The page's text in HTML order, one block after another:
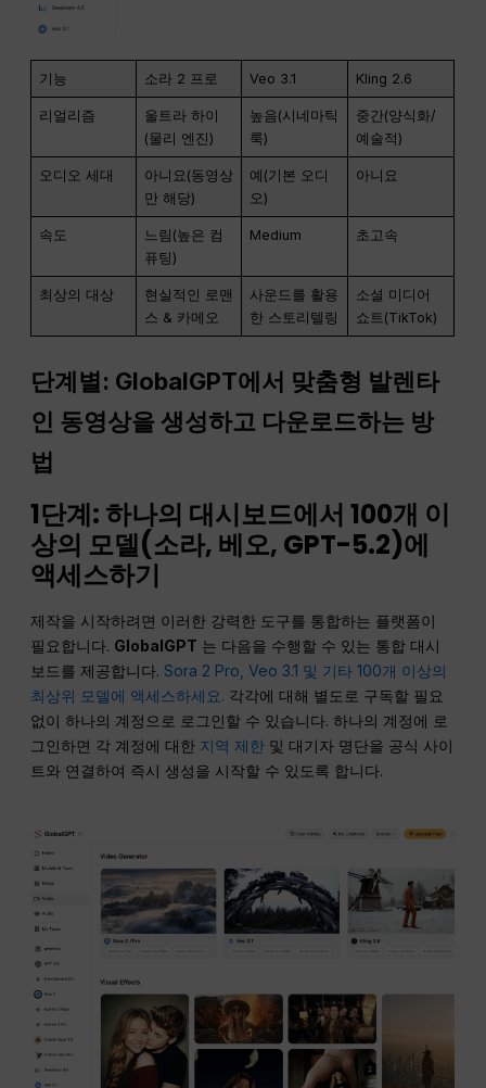
기능 소라 2 프로 Veo 3.1 Kling 2.6
리얼리즘
울트라 하이
(물리 엔진)
높음(시네마틱
룩)
중간(양식화/
예술적)
오디오 세대
아니요(동영상
만 해당)
예(기본 오디
오)
아니요
속도
느림(높은 컴
퓨팅)
Medium 초고속
최상의 대상
현실적인 로맨
스 & 카메오
사운드를 활용
한 스토리텔링
소셜 미디어
쇼트(TikTok)
단계별: GlobalGPT에서 맞춤형 발렌타
인 동영상을 생성하고 다운로드하는 방
법
1단계: 하나의 대시보드에서 100개 이
상의 모델(소라, 베오, GPT-5.2)에
액세스하기
제작을 시작하려면 이러한 강력한 도구를 통합하는 플랫폼이
필요합니다. GlobalGPT 는 다음을 수행할 수 있는 통합 대시
보드를 제공합니다.Sora 2 Pro, Veo 3.1 및 기타 100개 이상의
최상위 모델에 액세스하세요. 각각에 대해 별도로 구독할 필요
없이 하나의 계정으로 로그인할 수 있습니다. 하나의 계정에 로
그인하면 각 계정에 대한 지역 제한 및 대기자 명단을 공식 사이
트와 연결하여 즉시 생성을 시작할 수 있도록 합니다.